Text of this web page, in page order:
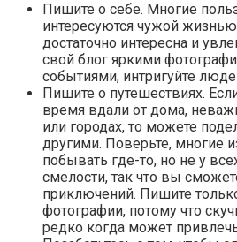
Пишите о себе. Многие
интересуются чужой
достаточно интересна и
свой блог яркими
событиями, интригуйте
Пишите о путешествиях.
время вдали от дома,
или городах, то можете
другими. Поверьте, многие
побывать где-то, но не у
смелости, так что вы
приключений. Пишите
фотографии, потому что
редко когда может